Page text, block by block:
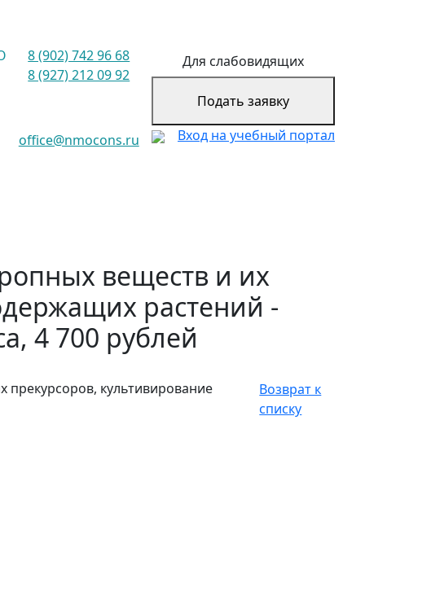
8 (902) 742 96 68
8 (927) 212 09 92
office@nmocons.ru
Для слабовидящих
Подать заявку
Вход на учебный портал
веществ и их
растений -
4 700 рублей
прекурсоров, культивирование
Возврат к
списку